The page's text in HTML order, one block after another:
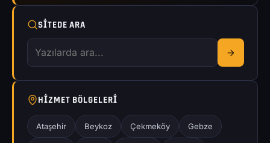
SITEDE ARA
HIZMET BÖLGELERI
Ataşehir Beykoz Çekmeköy Gebze